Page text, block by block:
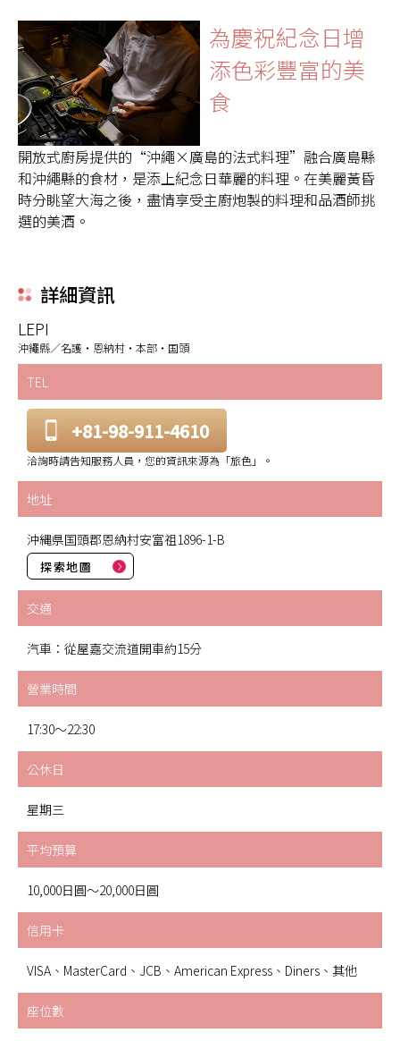
為慶祝紀念日增
添色彩豐富的美
食
開放式廚房提供的“沖繩×廣島的法式料理”融合廣島縣
和沖繩縣的食材，是添上紀念日華麗的料理。在美麗黃昏
時分眺望大海之後，盡情享受主廚炮製的料理和品酒師挑
選的美酒。
詳細資訊
LEPI
沖繩縣／名護・恩納村・本部・国頭
TEL
+81-98-911-4610
洽詢時請告知服務人員，您的資訊來源為「旅色」。
地址
沖縄県国頭郡恩納村安富祖1896-1-B
探索地圖
交通
汽車：從屋嘉交流道開車約15分
營業時間
17:30～22:30
公休日
星期三
平均預算
10,000日圓～20,000日圓
信用卡
VISA、MasterCard、JCB、American Express、Diners、其他
座位數